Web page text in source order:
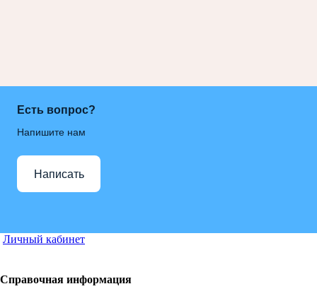
Есть вопрос?
Напишите нам
Написать
Личный кабинет
Справочная информация